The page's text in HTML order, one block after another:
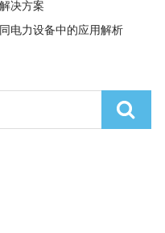
决方案
电力设备中的应用解析